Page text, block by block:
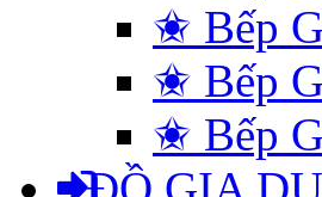
✬ Bếp
✬ Bếp
✬ Bếp